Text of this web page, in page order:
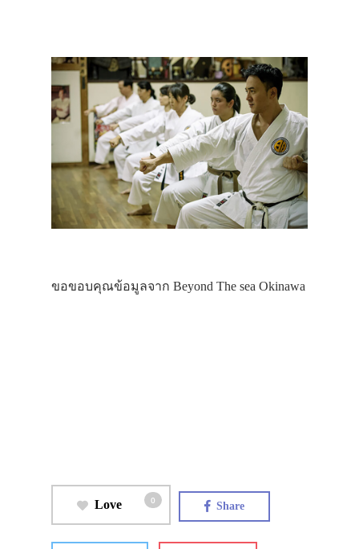
ขอขอบคุณข้อมูลจาก Beyond The sea Okinawa
Love 0 Share
VIDEO
ภาพประทับใจ